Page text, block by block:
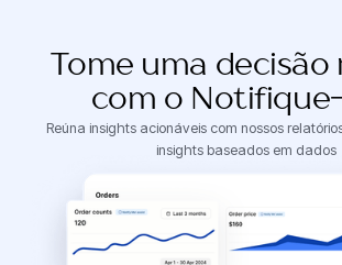
Tome uma decisão
com o
Reúna insights acionáveis ​​com nossos
insights baseados em dados